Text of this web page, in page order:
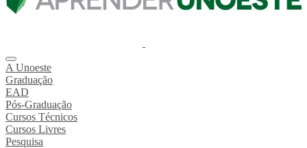
A Unoeste
Graduação
EAD
Pós-Graduação
Cursos Técnicos
Cursos Livres
Pesquisa